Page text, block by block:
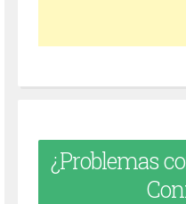
¿Problemas